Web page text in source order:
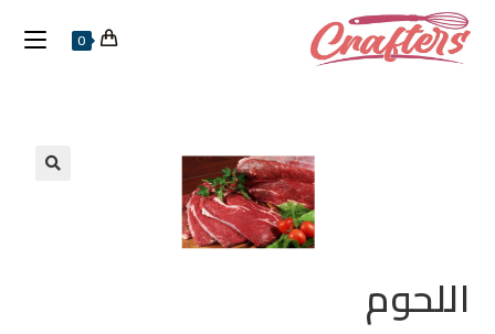
0
اللحوم